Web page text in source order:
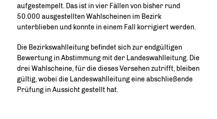
aufgestempelt. Das ist in vier Fällen von bisher rund
50.000 ausgestellten Wahlscheinen im Bezirk
unterblieben und konnte in einem Fall korrigiert werden.
Die Bezirkswahlleitung befindet sich zur endgültigen
Bewertung in Abstimmung mit der Landeswahlleitung. Die
drei Wahlscheine, für die dieses Versehen zutrifft, bleiben
gültig, wobei die Landeswahlleitung eine abschließende
Prüfung in Aussicht gestellt hat.